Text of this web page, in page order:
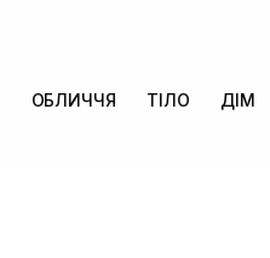
ОБЛИЧЧЯ ТІЛО ДІМ